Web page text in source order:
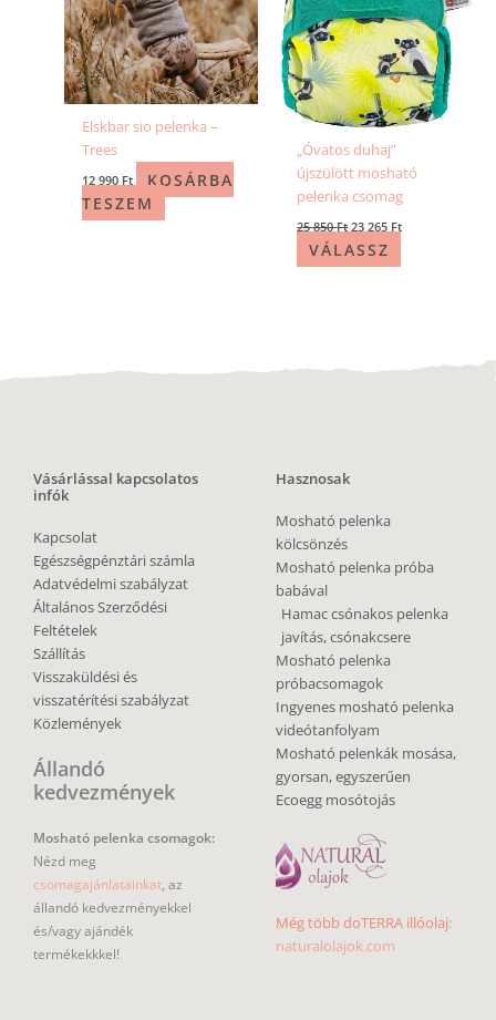
Elskbar sio pelenka –
Trees
12 990 Ft
KOSÁRBA
TESZEM
„Óvatos duhaj”
újszülött mosható
pelenka csomag
25 850Ft 23 265 Ft
VÁLASSZ
Vásárlással kapcsolatos
infók
Kapcsolat
Egészségpénztári számla
Adatvédelmi szabályzat
Általános Szerződési
Feltételek
Szállítás
Visszaküldési és
visszatérítési szabályzat
Közlemények
Állandó
kedvezmények
Mosható pelenka csomagok:
Nézd meg
csomagajánlatainkat, az
állandó kedvezményekkel
és/vagy ajándék
termékekkkel!
Hasznosak
Mosható pelenka
kölcsönzés
Mosható pelenka próba
babával
Hamac csónakos pelenka
javítás, csónakcsere
Mosható pelenka
próbacsomagok
Ingyenes mosható pelenka
videótanfolyam
Mosható pelenkák mosása,
gyorsan, egyszerűen
Ecoegg mosótojás
Még több doTERRA illóolaj:
naturalolajok.com